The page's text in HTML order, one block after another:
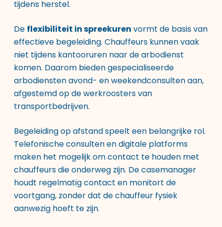
tijdens herstel.
De flexibiliteit in spreekuren vormt de basis van
effectieve begeleiding. Chauffeurs kunnen vaak
niet tijdens kantooruren naar de arbodienst
komen. Daarom bieden gespecialiseerde
arbodiensten avond- en weekendconsulten aan,
afgestemd op de werkroosters van
transportbedrijven.
Begeleiding op afstand speelt een belangrijke rol.
Telefonische consulten en digitale platforms
maken het mogelijk om contact te houden met
chauffeurs die onderweg zijn. De casemanager
houdt regelmatig contact en monitort de
voortgang, zonder dat de chauffeur fysiek
aanwezig hoeft te zijn.